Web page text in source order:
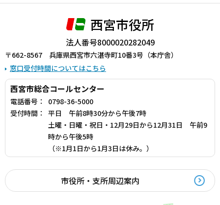
西宮市役所
法人番号8000020282049
〒662-8567 兵庫県西宮市六湛寺町10番3号（本庁舎）
窓口受付時間についてはこちら
西宮市総合コールセンター
電話番号：
0798-36-5000
受付時間：
平日 午前8時30分から午後7時
土曜・日曜・祝日・12月29日から12月31日 午前9
時から午後5時
（※1月1日から1月3日は休み。）
市役所・支所周辺案内